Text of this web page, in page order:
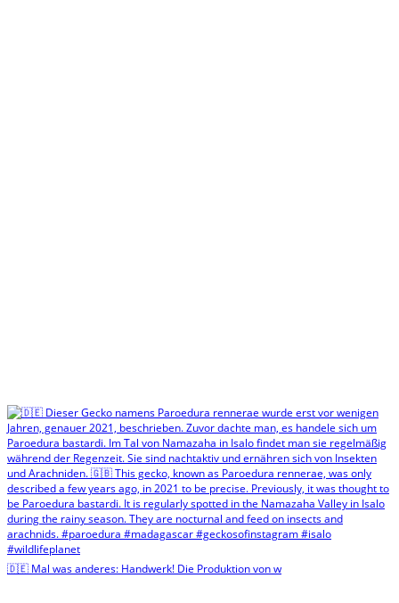
🇩🇪 Mal was anderes: Handwerk! Die Produktion von w